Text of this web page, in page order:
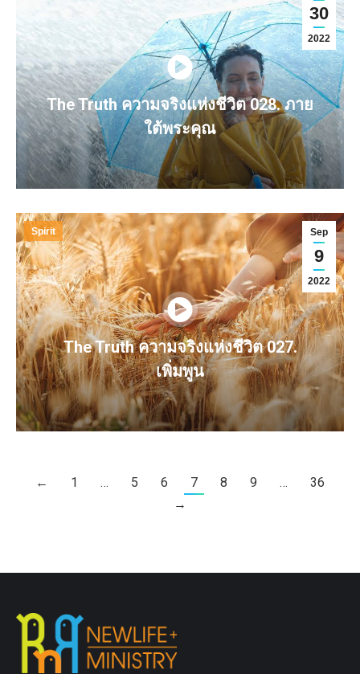
30
2022
The Truth ความจริงแห่งชีวิต 028. ภาย
ใต้พระคุณ
Sep
9
2022
Spirit
The Truth ความจริงแห่งชีวิต 027.
เพิ่มพูน
← 1 … 5 6 7 8 9 …
36
→